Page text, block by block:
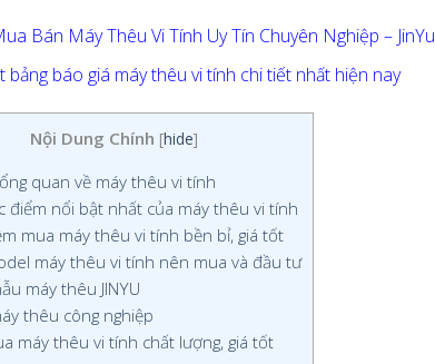
Bán Máy Thêu Vi Tính Uy Tín Chuyên Nghiệp – JinYu
bảng báo giá máy thêu vi tính chi tiết nhất hiện nay
Nội Dung Chính [hide]
quan về máy thêu vi tính
điểm nổi bật nhất của máy thêu vi tính
mua máy thêu vi tính bền bỉ, giá tốt
máy thêu vi tính nên mua và đầu tư
máy thêu JINYU
thêu công nghiệp
máy thêu vi tính chất lượng, giá tốt